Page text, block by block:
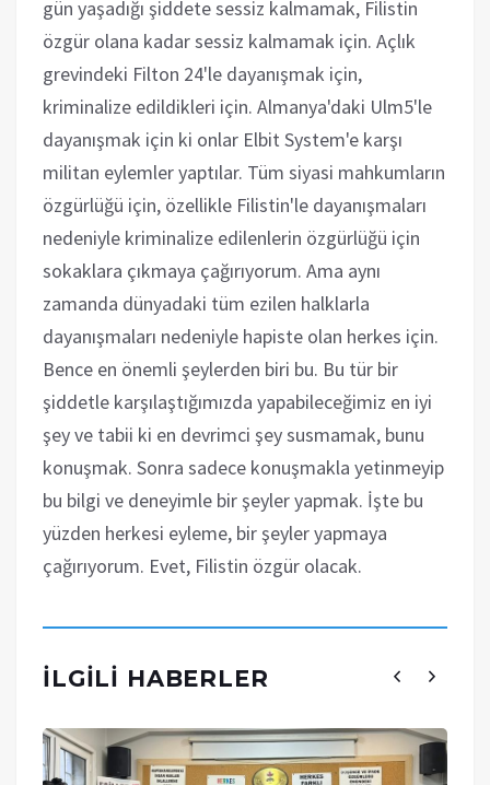
gün yaşadığı şiddete sessiz kalmamak, Filistin
özgür olana kadar sessiz kalmamak için. Açlık
grevindeki Filton 24'le dayanışmak için,
kriminalize edildikleri için. Almanya'daki Ulm5'le
dayanışmak için ki onlar Elbit System'e karşı
militan eylemler yaptılar. Tüm siyasi mahkumların
özgürlüğü için, özellikle Filistin'le dayanışmaları
nedeniyle kriminalize edilenlerin özgürlüğü için
sokaklara çıkmaya çağırıyorum. Ama aynı
zamanda dünyadaki tüm ezilen halklarla
dayanışmaları nedeniyle hapiste olan herkes için.
Bence en önemli şeylerden biri bu. Bu tür bir
şiddetle karşılaştığımızda yapabileceğimiz en iyi
şey ve tabii ki en devrimci şey susmamak, bunu
konuşmak. Sonra sadece konuşmakla yetinmeyip
bu bilgi ve deneyimle bir şeyler yapmak. İşte bu
yüzden herkesi eyleme, bir şeyler yapmaya
çağırıyorum. Evet, Filistin özgür olacak.
İLGILI HABERLER